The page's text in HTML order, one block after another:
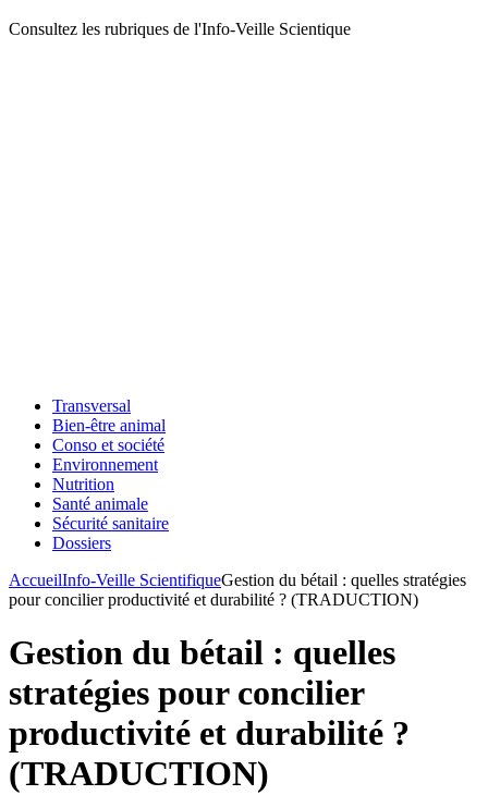
Consultez les rubriques de l'Info-Veille Scientique
Transversal
Bien-être animal
Conso et société
Environnement
Nutrition
Santé animale
Sécurité sanitaire
Dossiers
AccueilInfo-Veille ScientifiqueGestion du bétail : quelles stratégies
pour concilier productivité et durabilité ? (TRADUCTION)
Gestion du bétail : quelles
stratégies pour concilier
productivité et durabilité ?
(TRADUCTION)